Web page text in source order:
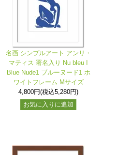
名画 シンプルアート アンリ・
マティス 署名入り Nu bleu I
Blue Nude1 ブルーヌード1 ホ
ワイトフレーム Mサイズ
4,800円(税込5,280円)
お気に入りに追加